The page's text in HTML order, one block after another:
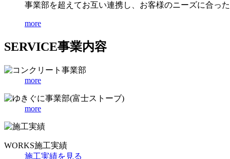
事業部を超えてお互い連携し、お客様のニーズに合っ
more
SERVICE事業内容
more
more
WORKS施工実績
施工実績を見る